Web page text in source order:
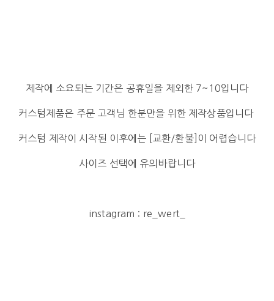
제작에 소요되는 기간은 공휴일을 제외한 7~10입니다
커스텀제품은 주문 고객님 한분만을 위한 제작상품입니다
커스텀 제작이 시작된 이후에는 [교환/환불]이 어렵습니다
사이즈 선택에 유의바랍니다
instagram : re_wert_